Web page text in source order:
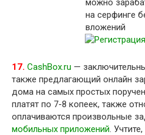
17. CashBox.ru —
также предлагающий онлайн
дома на самых простых
платят по 7-8 копеек, также
оплачиваются произвольные
мобильных приложений.